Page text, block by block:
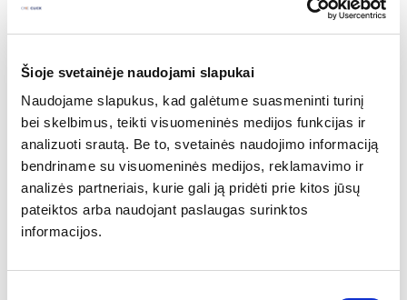
Šioje svetainėje naudojami slapukai
Naudojame slapukus, kad galėtume suasmeninti turinį
bei skelbimus, teikti visuomeninės medijos funkcijas ir
analizuoti srautą. Be to, svetainės naudojimo informaciją
bendriname su visuomeninės medijos, reklamavimo ir
analizės partneriais, kurie gali ją pridėti prie kitos jūsų
pateiktos arba naudojant paslaugas surinktos
informacijos.
kampanijas.
#Pritaikykite idėjas: išanalizuokite savo
ankstesniąsias reklamines kampanijas ir
vykdytą šventinio laikotarpio komunikaciją
soc. tinkluose. Jeigu kuri nors rubrika ar
įrašų grupė buvo itin sėkminga,
adaptuokite bei pritaikykite idėjas ir naujai
komunikacijai.
#Laikykitės komunikacinio lankstumo
Būtinai mąstykite apie įvairius vartotojų
tipus. Pritaikykite savo kuriamą
komunikaciją ir tiems, kurie dovanų ieškos